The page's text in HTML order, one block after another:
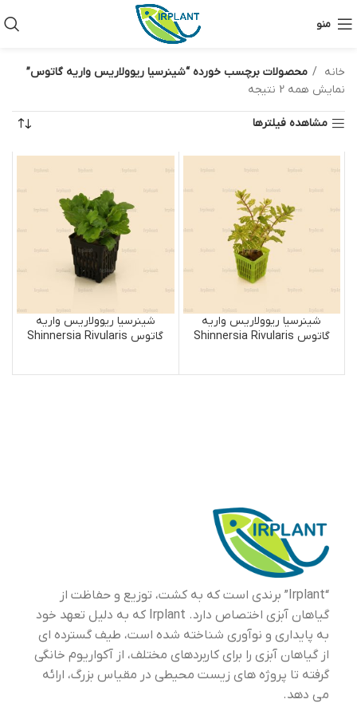
منو
خانه
محصولات برچسب خورده “شینرسیا ریوولاریس واریه گاتوس”
نمایش همه 2 نتیجه
مشاهده فیلترها
شینرسیا ریوولاریس واریه
گاتوس Shinnersia Rivularis
شینرسیا ریوولاریس واریه
گاتوس Shinnersia Rivularis
“Irplant” برندی است که به کشت، توزیع و حفاظت از
گیاهان آبزی اختصاص دارد. Irplant که به دلیل تعهد خود
به پایداری و نوآوری شناخته شده است، طیف گسترده ای
از گیاهان آبزی را برای کاربردهای مختلف، از آکواریوم خانگی
گرفته تا پروژه های زیست محیطی در مقیاس بزرگ، ارائه
می دهد.